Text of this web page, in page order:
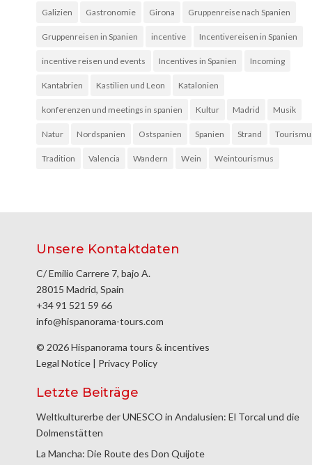
Galizien Gastronomie Girona Gruppenreise nach Spanien
Gruppenreisen in Spanien incentive Incentivereisen in Spanien
incentive reisen und events Incentives in Spanien Incoming
Kantabrien Kastilien und Leon Katalonien
konferenzen und meetings in spanien Kultur Madrid Musik
Natur Nordspanien Ostspanien Spanien Strand
Tradition Valencia Wandern Wein Weintourismus
Unsere Kontaktdaten
C/ Emilio Carrere 7, bajo A.
28015 Madrid, Spain
+34 91 521 59 66
info@hispanorama-tours.com
© 2026 Hispanorama tours & incentives
Legal Notice | Privacy Policy
Letzte Beiträge
Weltkulturerbe der UNESCO in Andalusien: El Torcal und die
Dolmenstätten
La Mancha: Die Route des Don Quijote